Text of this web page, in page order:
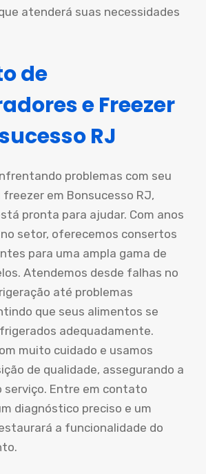
atenderá suas necessidades
de
e Freezer
RJ
problemas com seu
em Bonsucesso RJ,
pronta para ajudar. Com anos
setor, oferecemos consertos
para uma ampla gama de
Atendemos desde falhas no
até problemas
que seus alimentos se
adequadamente.
muito cuidado e usamos
de qualidade, assegurando a
serviço. Entre em contato
diagnóstico preciso e um
a funcionalidade do